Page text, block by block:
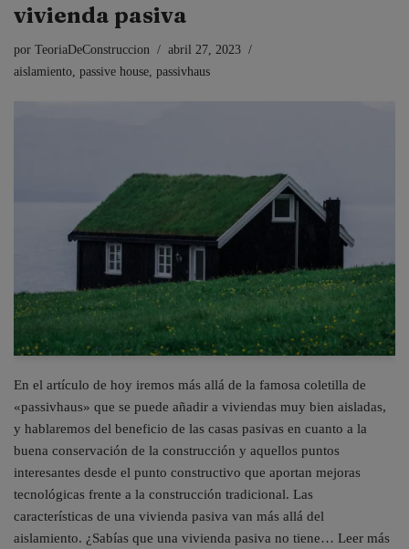
vivienda pasiva
por TeoriaDeConstruccion
abril 27, 2023
aislamiento, passive house, passivhaus
En el artículo de hoy iremos más allá de la famosa coletilla de
«passivhaus» que se puede añadir a viviendas muy bien aisladas,
y hablaremos del beneficio de las casas pasivas en cuanto a la
buena conservación de la construcción y aquellos puntos
interesantes desde el punto constructivo que aportan mejoras
tecnológicas frente a la construcción tradicional. Las
características de una vivienda pasiva van más allá del
aislamiento. ¿Sabías que una vivienda pasiva no tiene… Leer más